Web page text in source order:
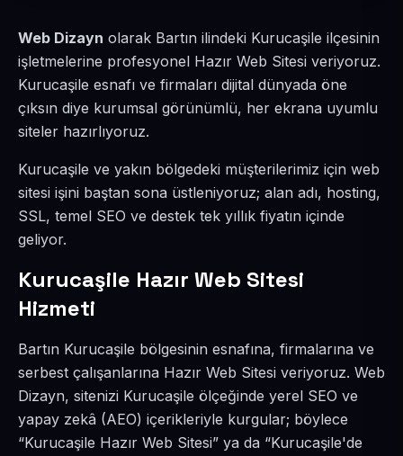
Web Dizayn olarak Bartın ilindeki Kurucaşile ilçesinin
işletmelerine profesyonel Hazır Web Sitesi veriyoruz.
Kurucaşile esnafı ve firmaları dijital dünyada öne
çıksın diye kurumsal görünümlü, her ekrana uyumlu
siteler hazırlıyoruz.
Kurucaşile ve yakın bölgedeki müşterilerimiz için web
sitesi işini baştan sona üstleniyoruz; alan adı, hosting,
SSL, temel SEO ve destek tek yıllık fiyatın içinde
geliyor.
Kurucaşile Hazır Web Sitesi
Hizmeti
Bartın Kurucaşile bölgesinin esnafına, firmalarına ve
serbest çalışanlarına Hazır Web Sitesi veriyoruz. Web
Dizayn, sitenizi Kurucaşile ölçeğinde yerel SEO ve
yapay zekâ (AEO) içerikleriyle kurgular; böylece
“Kurucaşile Hazır Web Sitesi” ya da “Kurucaşile'de